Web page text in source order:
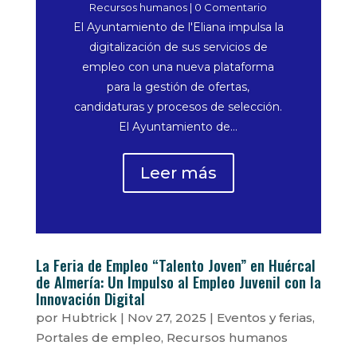
Recursos humanos | 0 Comentario
El Ayuntamiento de l'Eliana impulsa la
digitalización de sus servicios de
empleo con una nueva plataforma
para la gestión de ofertas,
candidaturas y procesos de selección.
El Ayuntamiento de...
Leer más
La Feria de Empleo “Talento Joven” en Huércal
de Almería: Un Impulso al Empleo Juvenil con la
Innovación Digital
por Hubtrick| Nov 27, 2025 | Eventos y ferias,
Portales de empleo, Recursos humanos